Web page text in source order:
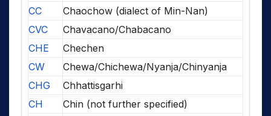
CC
Chaochow (dialect of Min-Nan)
CVC
Chavacano/Chabacano
CHE
Chechen
CW
Chewa/Chichewa/Nyanja/Chinyanja
CHG
Chhattisgarhi
CH
Chin (not further specified)